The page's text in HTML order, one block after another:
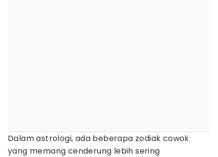
Dalam astrologi, ada beberapa zodiak cowok
yang memang cenderung lebih sering